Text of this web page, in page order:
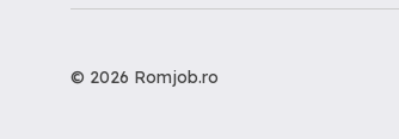
© 2026 Romjob.ro